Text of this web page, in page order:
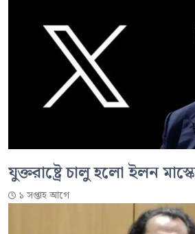
যুক্তরাষ্ট্রে চালু হলো ইলন
১ সপ্তাহ আগে